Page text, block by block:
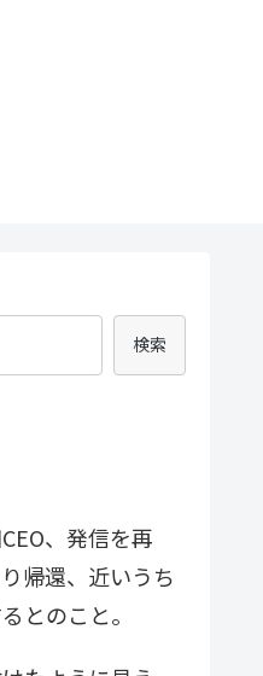
検索
、発信を再
帰還、近いうち
とのこと。